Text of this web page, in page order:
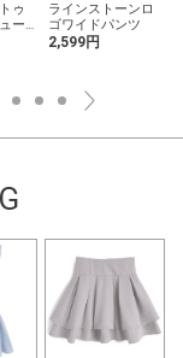
ゥ
ー
ラインストーンロ
ゴワイドパンツ
2,599円